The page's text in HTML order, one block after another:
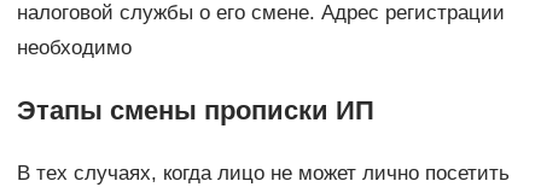
налоговой службы о его смене. Адрес регистрации
необходимо
Этапы смены прописки ИП
В тех случаях, когда лицо не может лично посетить